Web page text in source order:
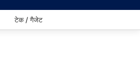
टेक / गैजेट